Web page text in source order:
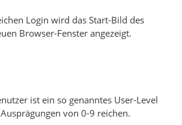
Login wird das Start-Bild des
Browser-Fenster angezeigt.
ist ein so genanntes User-Level
von 0-9 reichen.